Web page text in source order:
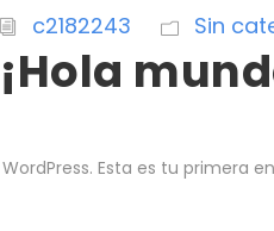
c2182243 Sin
¡Hola
Esta es tu primera